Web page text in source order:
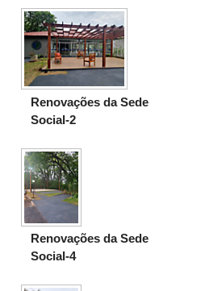
Renovações da Sede
Social-2
Renovações da Sede
Social-4